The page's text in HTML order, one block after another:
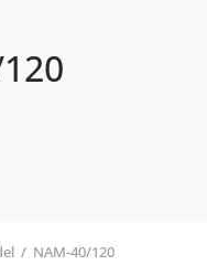
/ NAM-40/120